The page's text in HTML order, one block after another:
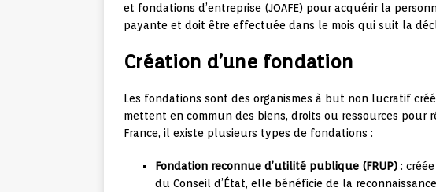
et fondations d’entreprise (JOAFE) pour acquérir la
payante et doit être effectuée dans le mois qui suit la
Création d’une fondation
Les fondations sont des organismes à but non lucratif
mettent en commun des biens, droits ou ressources pour
France, il existe plusieurs types de fondations :
Fondation reconnue d’utilité publique (FRUP) :
du Conseil d’État, elle bénéficie de la